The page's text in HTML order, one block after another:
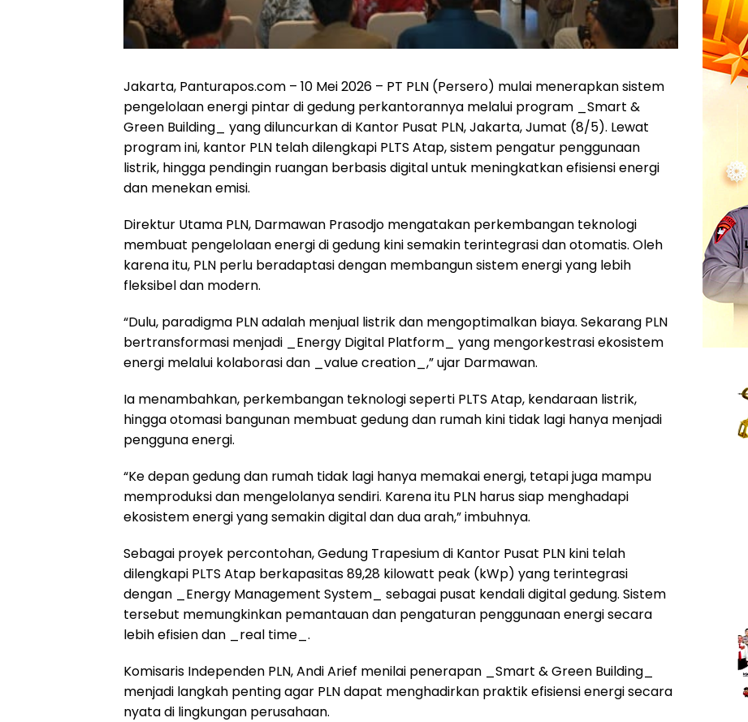
Jakarta, Panturapos.com – 10 Mei 2026 – PT PLN (Persero) mulai menerapkan sistem
pengelolaan energi pintar di gedung perkantorannya melalui program _Smart &
Green Building_ yang diluncurkan di Kantor Pusat PLN, Jakarta, Jumat (8/5). Lewat
program ini, kantor PLN telah dilengkapi PLTS Atap, sistem pengatur penggunaan
listrik, hingga pendingin ruangan berbasis digital untuk meningkatkan efisiensi energi
dan menekan emisi.
Direktur Utama PLN, Darmawan Prasodjo mengatakan perkembangan teknologi
membuat pengelolaan energi di gedung kini semakin terintegrasi dan otomatis. Oleh
karena itu, PLN perlu beradaptasi dengan membangun sistem energi yang lebih
fleksibel dan modern.
“Dulu, paradigma PLN adalah menjual listrik dan mengoptimalkan biaya. Sekarang PLN
bertransformasi menjadi _Energy Digital Platform_ yang mengorkestrasi ekosistem
energi melalui kolaborasi dan _value creation_,” ujar Darmawan.
Ia menambahkan, perkembangan teknologi seperti PLTS Atap, kendaraan listrik,
hingga otomasi bangunan membuat gedung dan rumah kini tidak lagi hanya menjadi
pengguna energi.
“Ke depan gedung dan rumah tidak lagi hanya memakai energi, tetapi juga mampu
memproduksi dan mengelolanya sendiri. Karena itu PLN harus siap menghadapi
ekosistem energi yang semakin digital dan dua arah,” imbuhnya.
Sebagai proyek percontohan, Gedung Trapesium di Kantor Pusat PLN kini telah
dilengkapi PLTS Atap berkapasitas 89,28 kilowatt peak (kWp) yang terintegrasi
dengan _Energy Management System_ sebagai pusat kendali digital gedung. Sistem
tersebut memungkinkan pemantauan dan pengaturan penggunaan energi secara
lebih efisien dan _real time_.
Komisaris Independen PLN, Andi Arief menilai penerapan _Smart & Green Building_
menjadi langkah penting agar PLN dapat menghadirkan praktik efisiensi energi secara
nyata di lingkungan perusahaan.